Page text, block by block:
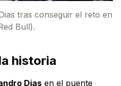
tras conseguir el reto en
Bull).
historia
Dias en el puente